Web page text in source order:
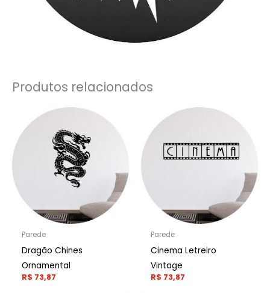
Produtos relacionados
Parede
Dragão Chines
Ornamental
R$ 73,87
Parede
Cinema Letreiro
Vintage
R$ 73,87